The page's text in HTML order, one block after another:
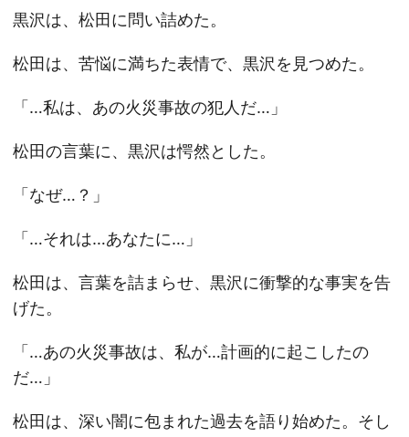
黒沢は、松田に問い詰めた。
松田は、苦悩に満ちた表情で、黒沢を見つめた。
「…私は、あの火災事故の犯人だ…」
松田の言葉に、黒沢は愕然とした。
「なぜ…？」
「…それは…あなたに…」
松田は、言葉を詰まらせ、黒沢に衝撃的な事実を告
げた。
「…あの火災事故は、私が…計画的に起こしたの
だ…」
松田は、深い闇に包まれた過去を語り始めた。そし